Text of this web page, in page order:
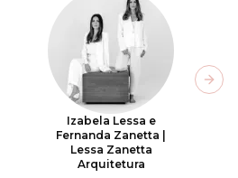
Izabela Lessa e
Fernanda Zanetta |
Lessa Zanetta
Arquitetura